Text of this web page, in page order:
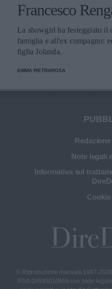
Francesco
La showgirl ha festeggiato il
famiglia e all'ex compagno:
figlia Jolanda.
EMMA PIETRAROSA
Note legali
Informativa sul
© Riproduzione riservata 1997-
P.IVA 09595010969 con sede